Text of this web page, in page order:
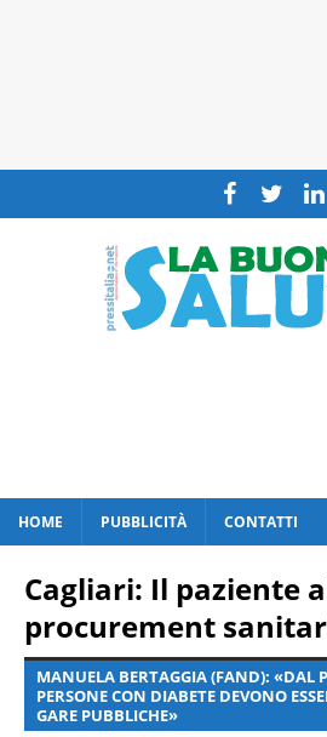
HOME PUBBLICITÀ CONTATTI
Cagliari: Il paziente
procurement
MANUELA BERTAGGIA (FAND): «DAL
PERSONE CON DIABETE DEVONO
GARE PUBBLICHE»